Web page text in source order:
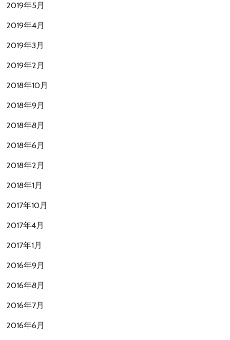
2019年5月
2019年4月
2019年3月
2019年2月
2018年10月
2018年9月
2018年8月
2018年6月
2018年2月
2018年1月
2017年10月
2017年4月
2017年1月
2016年9月
2016年8月
2016年7月
2016年6月